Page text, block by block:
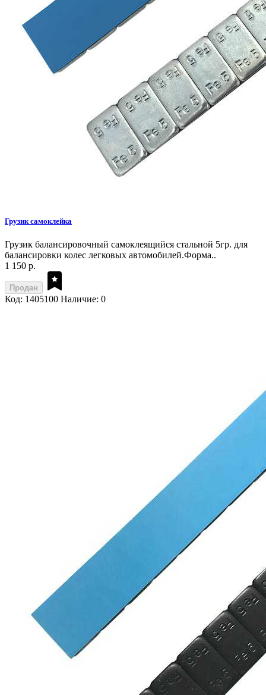
Грузик самоклейка
Грузик балансировочный самоклеящийся стальной 5гр. для
балансировки колес легковых автомобилей.Форма..
1 150 р.
Продан
Код: 1405100 Наличие: 0